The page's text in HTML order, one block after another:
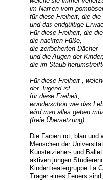
im Namen vom
für diese Freiheit, die die
und das endgültige
Für diese Freiheit, die
die nackten Füße,
die zerlöcherten Dächer
und die Augen der Kinder,
die im Staub
Für diese Freiheit ,
der Jugend ist,
für diese Freiheit,
wunderschön wie das
wird man alles geben
(freie Übersetzung)
Die Farben rot, blau und
Menschen der
Kunsterzieher- und
aktiven jungen
Kindertheatergruppe La
Träger eines Feuers